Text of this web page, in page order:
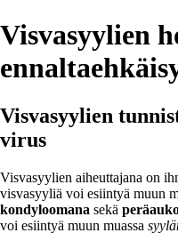
Visvasyylien
Visvasyylien
virus
Visvasyylien aiheuttajana on
visvasyyliä voi esiintyä muun
kondyloomana sekä
voi esiintyä muun muassa